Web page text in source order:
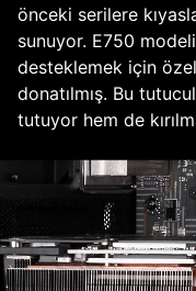
önceki serilere
sunuyor. E750
desteklemek için
donatılmış. Bu
tutuyor hem de